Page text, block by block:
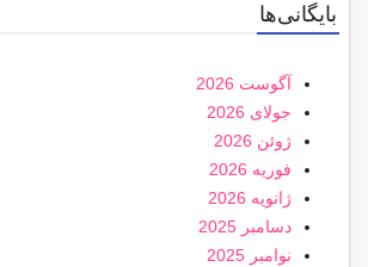
بایگانی‌ها
آگوست 2026
جولای 2026
ژوئن 2026
فوریه 2026
ژانویه 2026
دسامبر 2025
نوامبر 2025